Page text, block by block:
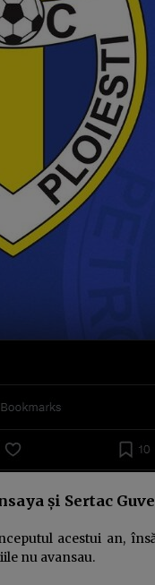
și Sertac
acestui an,
nu avansau.